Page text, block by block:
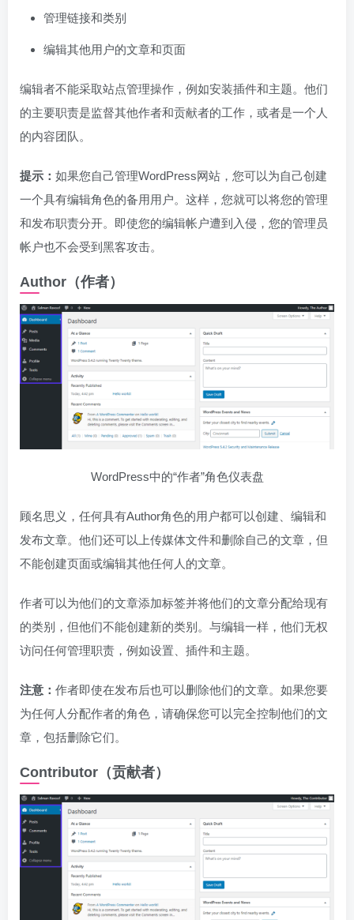
管理链接和类别
编辑其他用户的文章和页面
编辑者不能采取站点管理操作，例如安装插件和主题。他们
的主要职责是监督其他作者和贡献者的工作，或者是一个人
的内容团队。
提示： 如果您自己管理WordPress网站，您可以为自己创建
一个具有编辑角色的备用用户。这样，您就可以将您的管理
和发布职责分开。即使您的编辑帐户遭到入侵，您的管理员
帐户也不会受到黑客攻击。
Author（作者）
WordPress中的“作者”角色仪表盘
顾名思义，任何具有Author角色的用户都可以创建、编辑和
发布文章。他们还可以上传媒体文件和删除自己的文章，但
不能创建页面或编辑其他任何人的文章。
作者可以为他们的文章添加标签并将他们的文章分配给现有
的类别，但他们不能创建新的类别。与编辑一样，他们无权
访问任何管理职责，例如设置、插件和主题。
注意： 作者即使在发布后也可以删除他们的文章。如果您要
为任何人分配作者的角色，请确保您可以完全控制他们的文
章，包括删除它们。
Contributor（贡献者）